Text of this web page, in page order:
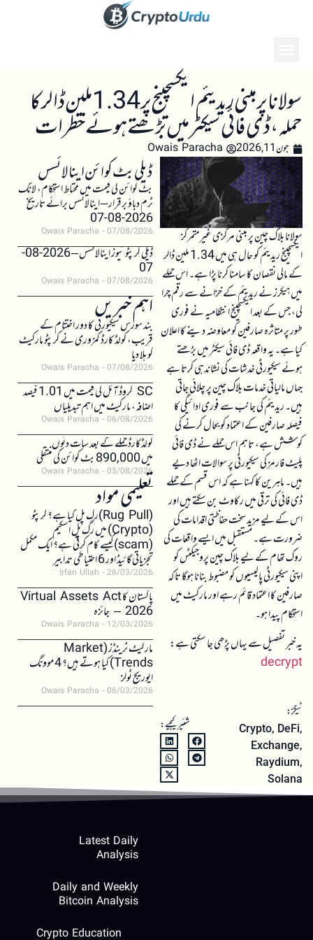
سولانا پر مبنی ریدیئم ایکسچینج پر 1.34 ملین ڈالر کا
حملہ، ڈی فائی سیکٹر میں بڑھتے ہوئے خطرات
جون 11, 2026 Owais Paracha
سولانا بلاک چین پر مبنی مرکزی غیرمتمرکز
ایکسچینج ریدیئم کو حال ہی میں 1.34 ملین ڈالر
کے مالی نقصان کا سامنا کرنا پڑا ہے۔ اس حملے
میں ہیکرز نے ریدیئم کے خزانے سے رقم چرا
لی، جس کے بعد ایکسچینج انتظامیہ نے فوری
طور پر متاثرہ صارفین کو معاوضہ دینے کا اعلان
کیا ہے۔ یہ واقعہ ڈی فائی سیکٹر میں بڑھتے
ہوئے سیکیورٹی خدشات کی نشاندہی کرتا ہے
جہاں مالیاتی خدمات بلاک چین پر چلائی جاتی
ہیں۔ ریدیئم کی جانب سے فوری ادائیگی کا
فیصلہ صارفین کے اعتماد کو بحال کرنے کی
کوشش ہے، تاہم اس حملے نے ڈی فائی
پلیٹ فارمز کی سیکیورٹی پر سوالات اٹھا دیے
ہیں۔ ماہرین کا کہنا ہے کہ اس قسم کے حملے
ڈی فائی کی ترقی میں رکاوٹ بن سکتے ہیں اور
اس کے لیے مزید سخت حفاظتی اقدامات کی
ضرورت ہے۔ مستقبل میں ایسے واقعات کی
روک تھام کے لیے بلاک چین پروجیکٹس کو
اپنی سیکیورٹی پالیسیوں کو مضبوط بنانا ہوگا تاکہ
صارفین کا اعتماد قائم رہے اور مارکیٹ میں
استحکام پیدا ہو۔
یہ خبر تفصیل سے یہاں پڑھی جا سکتی ہے:
decrypt
ٹیگز:
Crypto, DeFi,
Exchange,
Raydium,
Solana
شئیر کیجیے:
ڈیلی بٹ کوائن اینالائسس
بٹ کوائن کی قیمت میں محتاط استحکام، لانگ
ٹرم دباؤ برقرار – اینالائسس برائے تاریخ
2026-08-07
Owais Paracha 07/08/2026
ڈیلی کرپٹو نیوز اینالائسس – 2026-08-
07
Owais Paracha 07/08/2026
اہم خبریں
بند سورس سیکیورٹی کا دور اختتام کے
قریب، کولڈ کارڈ کمزوری نے کرپٹو مارکیٹ
کو ہلا دیا
Owais Paracha 07/08/2026
SC کروڈ آئل کی قیمت میں 1.01 فیصد
اضافہ، مارکیٹ میں اہم تبدیلیاں
Owais Paracha 06/08/2026
کولڈکارڈ حملے کے بعد سات دنوں
میں 890,000 بٹ کوائن کی منتقلی
Owais Paracha 05/08/2026
تعلیمی مواد(Rug Pull)رگ پل کیا ہے؟ کرپٹو
(Crypto) میں رگ پل اسکیم
(scam)کیسے کام کرتی ہے؟ ایک مکمل
تجزیاتی گائیڈ اور 6 احتیاطی تدابیر
Irfan Ullah 26/03/2026
پاکستان کا Virtual Assets Act
2026 – جائزہ
Owais Paracha 12/03/2026
مارکیٹ ٹرینڈز (Market
Trends) کیا ہوتے ہیں؟ 4 موونگ
ایوریج ٹولز
Owais Paracha 06/03/2026
Latest Daily
Analysis
Daily and Weekly
Bitcoin Analysis
Crypto Education